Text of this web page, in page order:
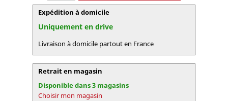
Expédition à domicile
Uniquement en drive
Livraison à domicile partout en France
Retrait en magasin
Disponible dans 3 magasins
Choisir mon magasin